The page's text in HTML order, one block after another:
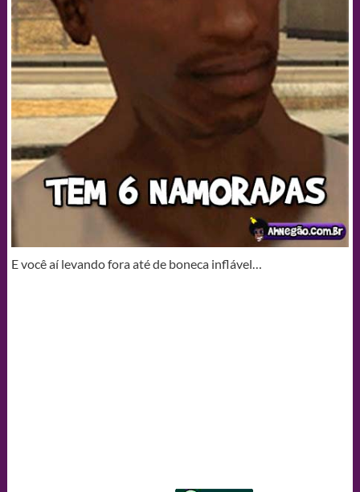
E você aí levando fora até de boneca inflável…